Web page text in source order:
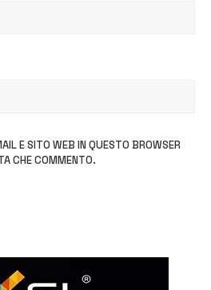
E SITO WEB IN QUESTO BROWSER
CHE COMMENTO.